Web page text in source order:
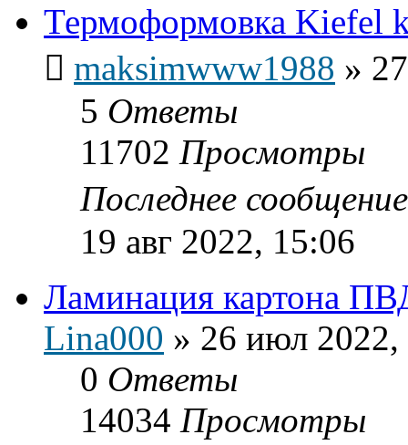
Термоформовка Kiefel
maksimwww1988 »
5 Ответы
11702 Просмотры
Последнее
19 авг 2022, 15:06
Ламинация картона
Lina000 » 26 июл 2022,
0 Ответы
14034 Просмотры